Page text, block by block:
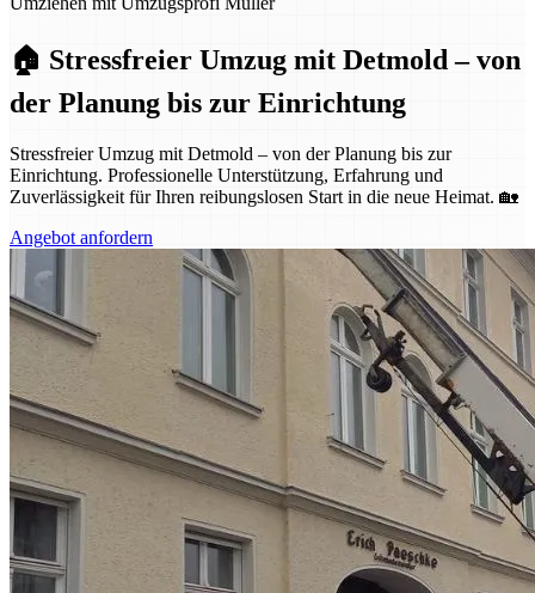
🏠 Stressfreier Umzug mit Detmold – von
der Planung bis zur Einrichtung
Stressfreier Umzug mit Detmold – von der Planung bis zur
Einrichtung. Professionelle Unterstützung, Erfahrung und
Zuverlässigkeit für Ihren reibungslosen Start in die neue Heimat. 🏡
Angebot anfordern